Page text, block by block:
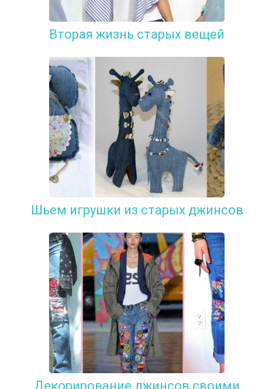
Вторая жизнь старых вещей
Шьем игрушки из старых джинсов
Декорирование джинсов своими